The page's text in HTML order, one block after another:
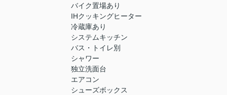
バイク置場あり
IHクッキングヒーター
冷蔵庫あり
システムキッチン
バス・トイレ別
シャワー
独立洗面台
エアコン
シューズボックス